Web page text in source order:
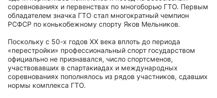
соревнованиях и первенствах по многоборью ГТО. Первым
обладателем значка ГТО стал многократный чемпион
РСФСР по конькобежному спорту Яков Мельников.
Поскольку с 50-х годов XX века вплоть до периода
«перестройки» профессиональный спорт государством
официально не признавался, число спортсменов,
участвовавших в спартакиадах и международных
соревнованиях пополнялось из рядов участников, сдавших
нормы комплекса ГТО.